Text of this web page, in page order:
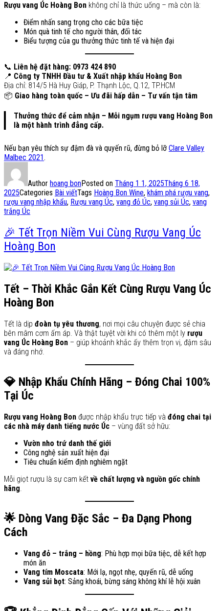
Rượu vang Úc Hoàng Bon không chỉ là thức uống – mà còn là:
Điểm nhấn sang trọng cho các bữa tiệc
Món quà tinh tế cho người thân, đối tác
Biểu tượng của gu thưởng thức tinh tế và hiện đại
📞 Liên hệ đặt hàng: 0973 424 890
📍 Công ty TNHH Đầu tư & Xuất nhập khẩu Hoàng Bon
Địa chỉ: 814/5 Hà Huy Giáp, P. Thạnh Lộc, Q.12, TP.HCM
📦 Giao hàng toàn quốc – Ưu đãi hấp dẫn – Tư vấn tận tâm
Thưởng thức để cảm nhận – Mỗi ngụm rượu vang Hoàng Bon
là một hành trình đẳng cấp.
Nếu bạn yêu thích sự đậm đà và quyến rũ, đừng bỏ lỡ Clare Valley
Malbec 2021.
Author hoang bonPosted on Tháng 1 1, 2025Tháng 6 18,
2025Categories Bài viếtTags Hoàng Bon Wine, khám phá rượu vang,
rượu vang nhập khẩu, Rượu vang Úc, vang đỏ Úc, vang sủi Úc, vang
trắng Úc
🎉 Tết Trọn Niềm Vui Cùng Rượu Vang Úc
Hoàng Bon
Tết – Thời Khắc Gắn Kết Cùng Rượu Vang Úc
Hoàng Bon
Tết là dịp đoàn tụ yêu thương, nơi mọi câu chuyện được sẻ chia
bên mâm cơm ấm áp. Và thật tuyệt vời khi có thêm một ly rượu
vang Úc Hoàng Bon – giúp khoảnh khắc ấy thêm trọn vị, đậm sâu
và đáng nhớ.
💎 Nhập Khẩu Chính Hãng – Đóng Chai 100%
Tại Úc
Rượu vang Hoàng Bon được nhập khẩu trực tiếp và đóng chai tại
các nhà máy danh tiếng nước Úc – vùng đất sở hữu:
Vườn nho trứ danh thế giới
Công nghệ sản xuất hiện đại
Tiêu chuẩn kiểm định nghiêm ngặt
Mỗi giọt rượu là sự cam kết về chất lượng và nguồn gốc chính
hãng
🌟 Dòng Vang Đặc Sắc – Đa Dạng Phong
Cách
Vang đỏ – trắng – hồng: Phù hợp mọi bữa tiệc, dễ kết hợp
món ăn
Vang tím Moscata: Mới lạ, ngọt nhẹ, quyến rũ, dễ uống
Vang sủi bọt: Sảng khoái, bừng sáng không khí lễ hội xuân